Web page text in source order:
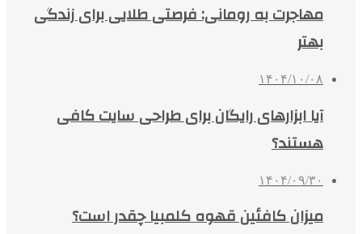
مهاجرت به رومانی: فرصتی طلایی برای زندگی
بهتر
۱۴۰۴/۱۰/۰۸
آیا ابزارهای رایگان برای طراحی سایت کافی
هستند؟
۱۴۰۴/۰۹/۳۰
میزان کافئین قهوه کلمبیا چقدر است؟